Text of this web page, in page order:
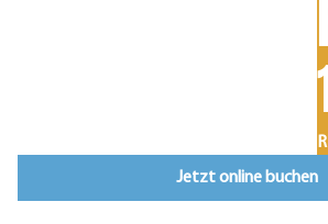
Jetzt online buchen